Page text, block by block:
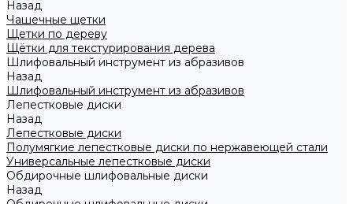
Назад
Чашечные щетки
Щетки по дереву
Щётки для текстурирования дерева
Шлифовальный инструмент из абразивов
Назад
Шлифовальный инструмент из абразивов
Лепестковые диски
Назад
Лепестковые диски
Полумягкие лепестковые диски по нержавеющей стали
Универсальные лепестковые диски
Обдирочные шлифовальные диски
Назад